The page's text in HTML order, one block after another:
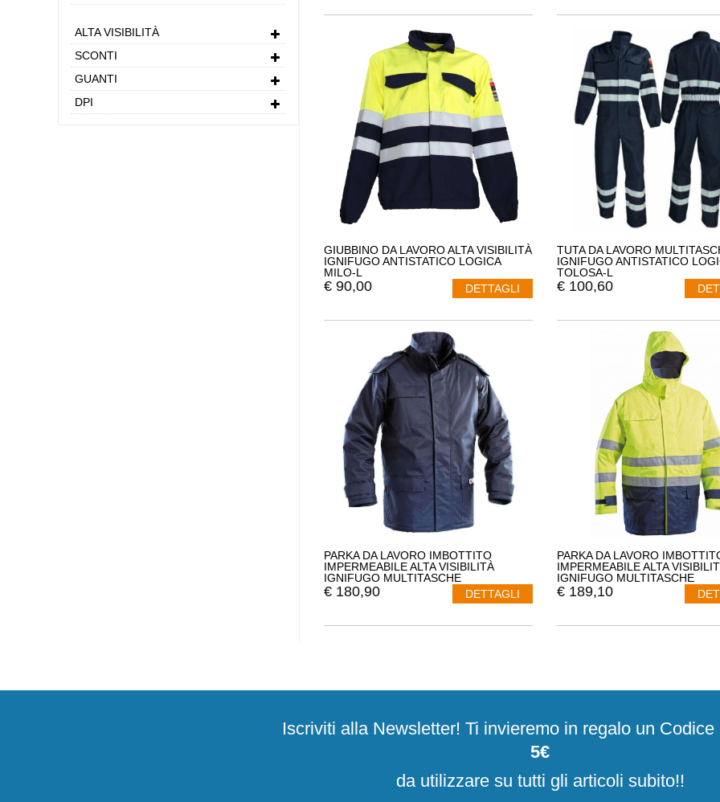
ALTA VISIBILITÀ
SCONTI
GUANTI
DPI
GIUBBINO DA LAVORO ALTA VISIBILITÀ
IGNIFUGO ANTISTATICO LOGICA
MILO-L
€ 90,00 DETTAGLI
TUTA DA LAVORO
IGNIFUGO ANTISTATICO
TOLOSA-L
€ 100,60
PARKA DA LAVORO IMBOTTITO
IMPERMEABILE ALTA VISIBILITÀ
IGNIFUGO MULTITASCHE
ANTISTATICO LOGICA IGN61309-L
€ 180,90 DETTAGLI
PARKA DA LAVORO
IMPERMEABILE ALTA
IGNIFUGO MULTITASCHE
ANTISTATICO LOGICA
€ 189,10
Iscriviti alla Newsletter! Ti invieremo in regalo un
5€
da utilizzare su tutti gli articoli subito!!